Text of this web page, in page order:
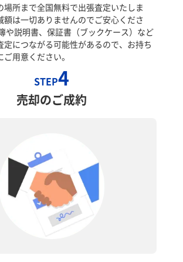
場所まで全国無料で出張査定いたしま
額は一切ありませんのでご安心くださ
や説明書、保証書（ブックケース）など
定につながる可能性があるので、お持ち
用意ください。
STEP4
売却のご成約